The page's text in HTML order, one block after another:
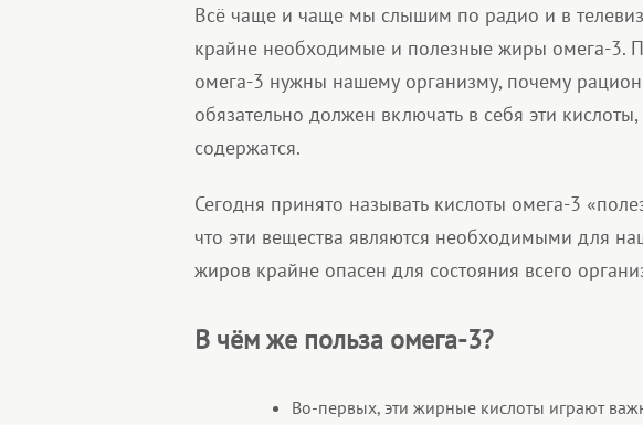
Всё чаще и чаще мы слышим по радио и в
крайне необходимые и полезные жиры омега-3.
омега-3 нужны нашему организму, почему
обязательно должен включать в себя эти
содержатся.
Сегодня принято называть кислоты омега-3
что эти вещества являются необходимыми для
жиров крайне опасен для состояния всего
В чём же польза омега-3?
Во-первых, эти жирные кислоты играют